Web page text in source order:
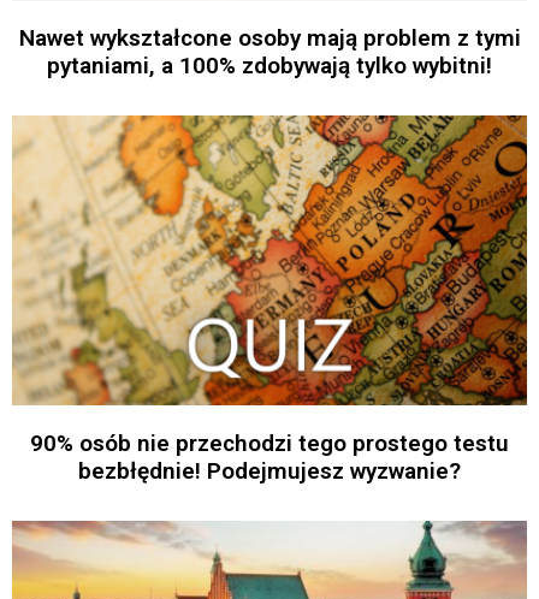
Nawet wykształcone osoby mają problem z tymi
pytaniami, a 100% zdobywają tylko wybitni!
90% osób nie przechodzi tego prostego testu
bezbłędnie! Podejmujesz wyzwanie?